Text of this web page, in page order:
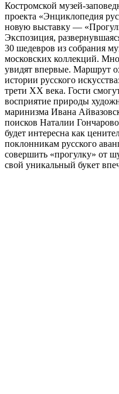
Костромской музей-
проекта «Энциклопедия
новую выставку —
Экспозиция,
30 шедевров из собрания
московских коллекций.
увидят впервые. Маршрут
истории русского
трети XX века. Гости
восприятие природы
маринизма Ивана
поисков Наталии
будет интересна как
поклонникам русского
совершить «прогулку» от
свой уникальный букет